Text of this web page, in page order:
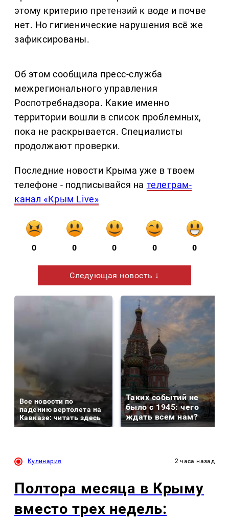
этому критерию претензий к воде и почве
нет. Но гигиенические нарушения всё же
зафиксированы.
Об этом сообщила пресс-служба
межрегионального управления
Роспотребнадзора. Какие именно
территории вошли в список проблемных,
пока не раскрывается. Специалисты
продолжают проверки.
Последние новости Крыма уже в твоем
телефоне - подписывайся на телеграм-
канал «Крым Live»
0 0 0 0 0
Следующая новость ↓
Все новости по
падению вертолета на
Кавказе: читать здесь
Таких событий не
было с 1945: чего
ждать всем нам?
Кулинария 2 часа назад
Полтора месяца в Крыму
вместо трех недель: